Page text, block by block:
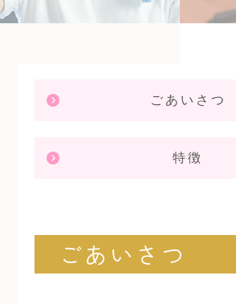
ごあいさつ
特徴
ごあいさつ